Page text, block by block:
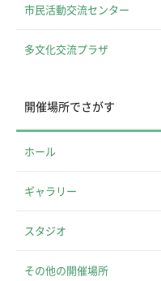
市民活動交流センター
多文化交流プラザ
開催場所でさがす
ホール
ギャラリー
スタジオ
その他の開催場所